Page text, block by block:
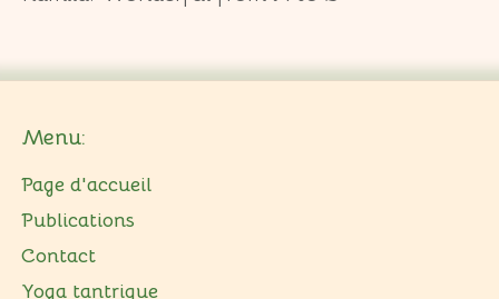
Menu:
Page d'accueil
Publications
Contact
Yoga tantrique